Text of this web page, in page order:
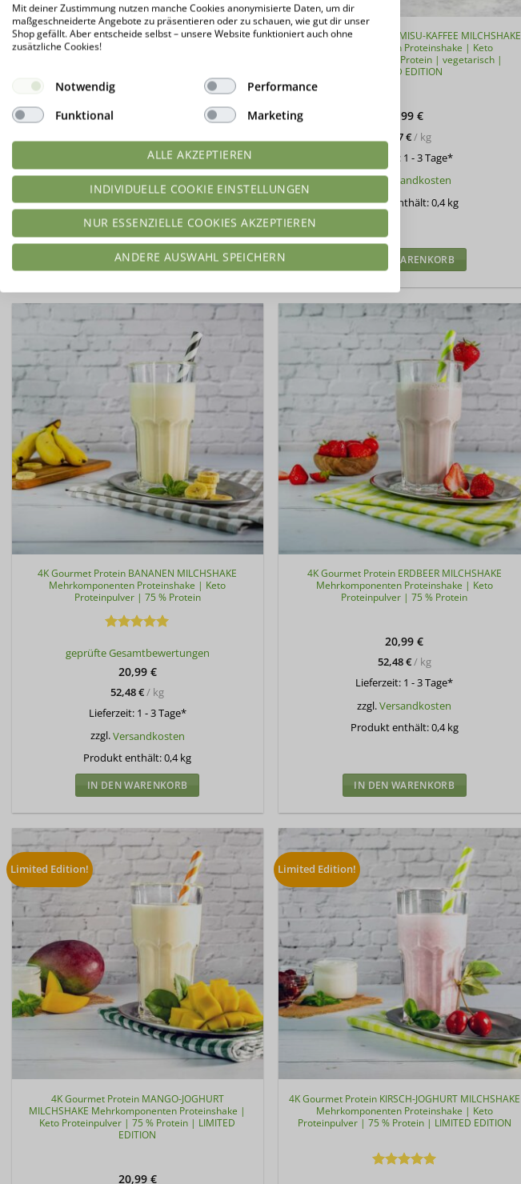
3K Gourmet Protein KARAMELL KAFFEE
MILCHSHAKE Mehrkomponenten Proteinshake |
1 - 3 Tage*
zzgl.Versandkosten
Produkt enthält: 0,4kg
IN DEN WARENKORB
3K Gourmet Protein TIRAMISU-KAFFEE MILCHSHAKE
Mehrkomponenten Proteinshake | Keto
Proteinkaffee | 76 % Protein | vegetarisch |
LIMITED EDITION
21,99€
54,97€/ kg
Lieferzeit: 1 - 3 Tage*
zzgl.Versandkosten
Produkt enthält: 0,4kg
IN DEN WARENKORB
4K Gourmet Protein BANANEN MILCHSHAKE
Mehrkomponenten Proteinshake | Keto
Proteinpulver | 75 % Protein
mit5von
geprüfte Gesamtbewertungen
20,99 €
52,48€/ kg
Lieferzeit: 1 - 3 Tage*
zzgl.Versandkosten
Produkt enthält: 0,4kg
IN DEN WARENKORB
4K Gourmet Protein ERDBEER MILCHSHAKE
Mehrkomponenten Proteinshake | Keto
Proteinpulver | 75 % Protein
20,99€
52,48€/ kg
Lieferzeit: 1 - 3 Tage*
zzgl.Versandkosten
Produkt enthält: 0,4kg
IN DEN WARENKORB
Limited Edition!
4K Gourmet Protein MANGO-JOGHURT
MILCHSHAKE Mehrkomponenten Proteinshake |
Keto Proteinpulver | 75 % Protein | LIMITED
EDITION
20,99 €
Limited Edition!
4K Gourmet Protein KIRSCH-JOGHURT MILCHSHAKE
Mehrkomponenten Proteinshake | Keto
Proteinpulver | 75 % Protein | LIMITED EDITION
Mit deiner Zustimmung nutzen manche Cookies anonymisierte Daten, um dir
maßgeschneiderte Angebote zu präsentieren oder zu schauen, wie gut dir unser
Shop gefällt. Aber entscheide selbst – unsere Website funktioniert auch ohne
zusätzliche Cookies!
Notwendig
Performance
Funktional
Marketing
ALLE AKZEPTIEREN
INDIVIDUELLE COOKIE EINSTELLUNGEN
NUR ESSENZIELLE COOKIES AKZEPTIEREN
ANDERE AUSWAHL SPEICHERN